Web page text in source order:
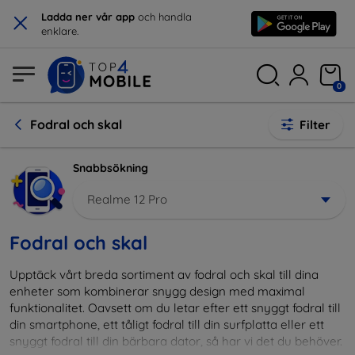
× Ladda ner vår app och handla
enklare.
0
Fodral och skal Filter
Snabbsökning
Realme 12 Pro
Fodral och skal
Upptäck vårt breda sortiment av fodral och skal till dina
enheter som kombinerar snygg design med maximal
funktionalitet. Oavsett om du letar efter ett snyggt fodral till
din smartphone, ett tåligt fodral till din surfplatta eller ett
snyggt fodral till din bärbara dator, så har vi det du behöver.